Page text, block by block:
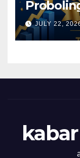
JULY 22,